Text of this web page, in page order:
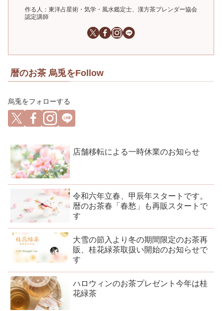
作る人：東洋占星術・気学・風水鑑定士、漢方茶ブレンダー協会
認定講師
暦のお茶 烏兎をFollow
烏兎をフォローする
店舗移転による一時休業のお知らせ
令和六年立春、甲辰年スタートです。
暦のお茶春「春愁」も再販スタートで
す
大雪の節入より冬の期間限定のお茶再
販、桂花緑茶取扱い開始のお知らせで
す
ハロウィンのお茶プレゼント今年は桂
花緑茶